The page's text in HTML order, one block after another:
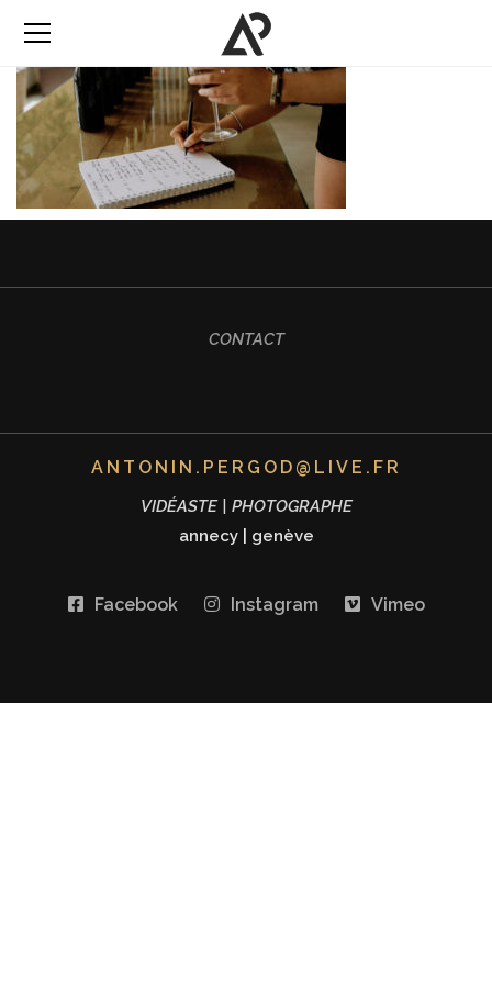
CONTACT
ANTONIN.PERGOD@LIVE.FR
VIDÉASTE | PHOTOGRAPHE
annecy| genève
Facebook Instagram Vimeo